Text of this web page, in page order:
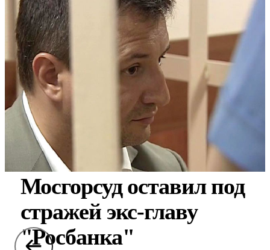
Мосгорсуд оставил под
стражей экс-главу
"Росбанка"